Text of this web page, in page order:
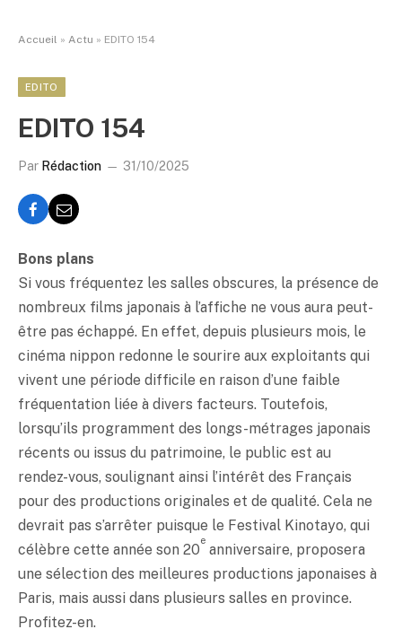
Accueil » Actu » EDITO 154
EDITO
EDITO 154
Par Rédaction 31/10/2025
Bons plans
Si vous fréquentez les salles obscures, la présence de
nombreux films japonais à l’affiche ne vous aura peut-
être pas échappé. En effet, depuis plusieurs mois, le
cinéma nippon redonne le sourire aux exploitants qui
vivent une période difficile en raison d’une faible
fréquentation liée à divers facteurs. Toutefois,
lorsqu’ils programment des longs-métrages japonais
récents ou issus du patrimoine, le public est au
rendez-vous, soulignant ainsi l’intérêt des Français
pour des productions originales et de qualité. Cela ne
devrait pas s’arrêter puisque le Festival Kinotayo, qui
célèbre cette année son 20
e
anniversaire, proposera
une sélection des meilleures productions japonaises à
Paris, mais aussi dans plusieurs salles en province.
Profitez-en.